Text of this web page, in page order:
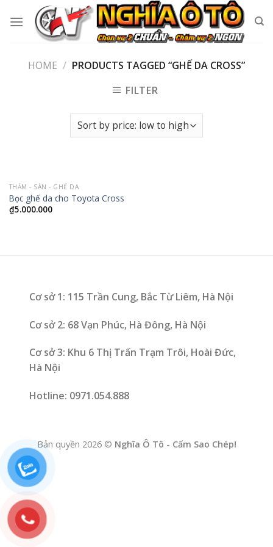
HOME / PRODUCTS TAGGED “GHẾ DA CROSS”
FILTER
THẢM - SÀN - GHẾ DA
Bọc ghế da cho Toyota Cross
₫5.000.000
Cơ sở 1: 115 Trần Cung, Bắc Từ Liêm, Hà Nội
Cơ sở 2: 68 Vạn Phúc, Hà Đông, Hà Nội
Cơ sở 3: Khu 6 Thị Trấn Trạm Trôi, Hoài Đức,
Hà Nội
Hotline: 0971.054.888
Bản quyền 2026 © Nghĩa Ô Tô - Cấm Sao Chép!